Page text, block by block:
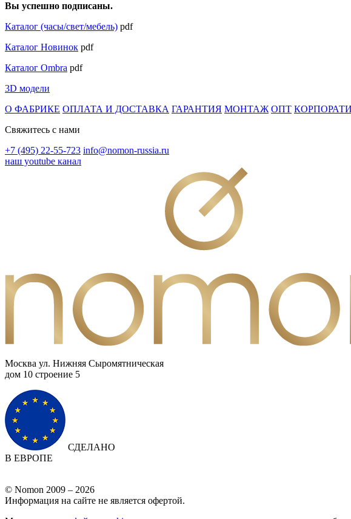
Вы успешно подписаны.
Каталог (часы/свет/мебель) pdf
Каталог Новинок pdf
Каталог Ombra pdf
3D модели
О ФАБРИКЕ ОПЛАТА И ДОСТАВКА ГАРАНТИЯ МОНТАЖ ОПТ
Свяжитесь с нами
+7 (495) 22-55-723 info@nomon-russia.ru
наш youtube канал
Москва ул. Нижняя Сыромятническая
дом 10 cтроение 5
СДЕЛАНО
В ЕВРОПЕ
© Nomon 2009 – 2026
Информация на сайте не является офертой.